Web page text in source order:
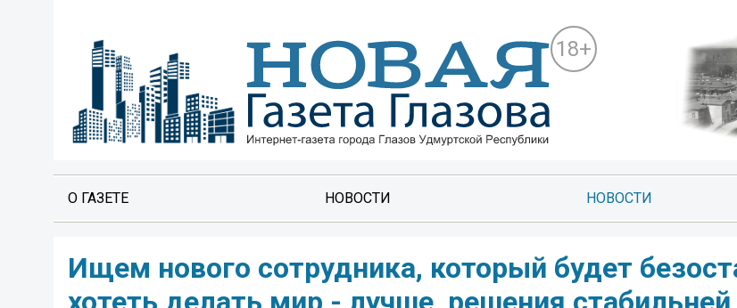
18+
О ГАЗЕТЕ НОВОСТИ НОВОСТИ
Ищем нового сотрудника, который будет